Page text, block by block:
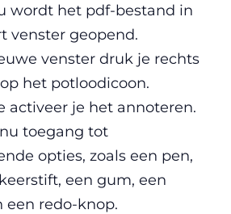
wordt het pdf-bestand in
venster geopend.
venster druk je rechts
het potloodicoon.
activeer je het annoteren.
toegang tot
opties, zoals een pen,
een gum, een
een redo-knop.